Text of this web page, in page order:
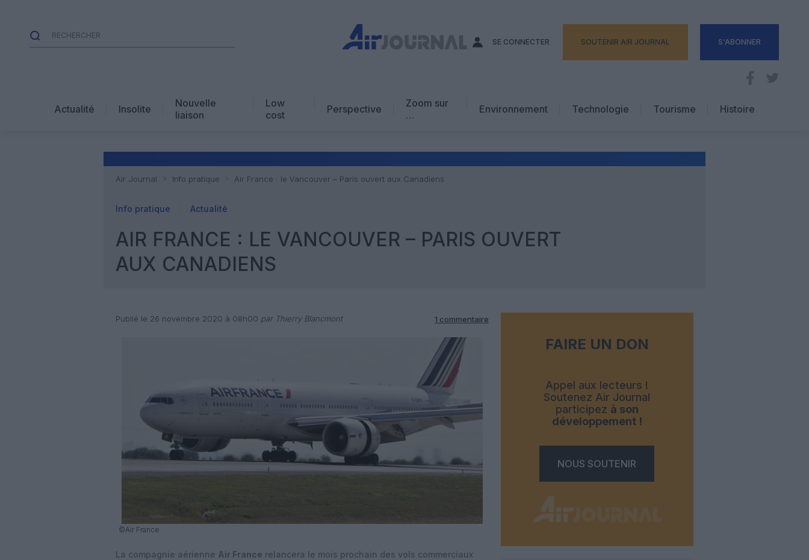
SE CONNECTER SOUTENIR AIR JOURNAL S'ABONNER
Actualité Insolite
Nouvelle
liaison
Low
cost
Perspective
Zoom sur
…
Avis d’expert
Environnement Technologie
Tourisme
Hôtellerie
Histoire
Air Journal Info pratique Air France : le Vancouver – Paris ouvert aux Canadiens
Info pratique Actualité
AIR FRANCE : LE VANCOUVER – PARIS OUVERT
AUX CANADIENS
Publié le 26 novembre 2020 à 08h00 par Thierry Blancmont 1 commentaire
©Air France
La compagnie aérienne Air France relancera le mois prochain des vols commerciaux
FAIRE UN DON
Appel aux lecteurs !
Soutenez Air Journal
participez à son
développement !
NOUS SOUTENIR